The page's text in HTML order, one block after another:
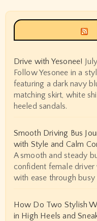
Drive with Yesonee!
Follow Yesonee in a
featuring a dark navy
matching skirt, white
heeled sandals.
Smooth Driving Bus
with Style and Calm
A smooth and steady
confident female driver
with ease through
How Do Two Stylish
in High Heels and